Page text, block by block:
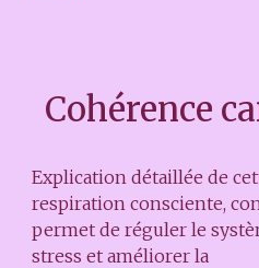
Cohérence
Explication détaillée de
respiration consciente,
permet de réguler le
stress et améliorer la